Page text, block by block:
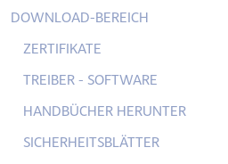
DOWNLOAD-BEREICH
ZERTIFIKATE
TREIBER - SOFTWARE
HANDBÜCHER HERUNTER
SICHERHEITSBLÄTTER